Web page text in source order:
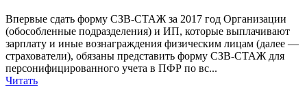
Впервые сдать форму СЗВ-СТАЖ за 2017 год Организации
(обособленные подразделения) и ИП, которые выплачивают
зарплату и иные вознаграждения физическим лицам (далее —
страхователи), обязаны представить форму СЗВ-СТАЖ для
персонифицированного учета в ПФР по вс...
Читать